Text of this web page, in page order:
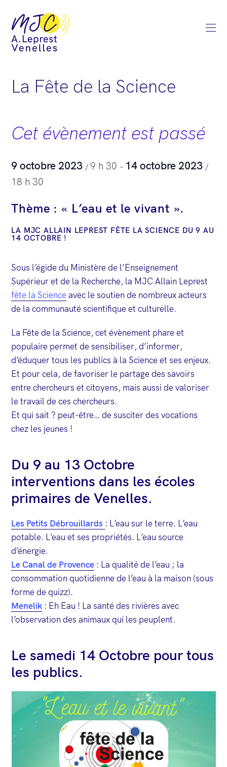
La Fête de la Science
Cet évènement est passé
9 octobre 2023 / 9 h 30 – 14 octobre 2023 /
18 h 30
Thème : « L’eau et le vivant ».
LA MJC ALLAIN LEPREST FÊTE LA SCIENCE DU 9 AU
14 OCTOBRE !
Sous l’égide du Ministère de l’Enseignement
Supérieur et de la Recherche, la MJC Allain Leprest
fête la Science avec le soutien de nombreux acteurs
de la communauté scientifique et culturelle.
La Fête de la Science, cet évènement phare et
populaire permet de sensibiliser, d’informer,
d’éduquer tous les publics à la Science et ses enjeux.
Et pour cela, de favoriser le partage des savoirs
entre chercheurs et citoyens, mais aussi de valoriser
le travail de ces chercheurs.
Et qui sait ? peut-être… de susciter des vocations
chez les jeunes !
Du 9 au 13 Octobre
interventions dans les écoles
primaires de Venelles.
Les Petits Débrouillards : L’eau sur le terre. L’eau
potable. L’eau et ses propriétés. L’eau source
d’énergie.
Le Canal de Provence : La qualité de l’eau ; la
consommation quotidienne de l’eau à la maison (sous
forme de quizz).
Menelik : Eh Eau ! La santé des rivières avec
l’observation des animaux qui les peuplent.
Le samedi 14 Octobre pour tous
les publics.